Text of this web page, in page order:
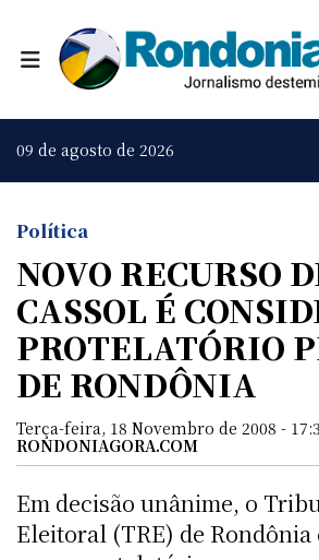
09 de agosto de 2026
Política
NOVO RECURSO
CASSOL É
PROTELATÓRIO
DE RONDÔNIA
Terça-feira, 18 Novembro de 2008 -
RONDONIAGORA.COM
Em decisão unânime, o
Eleitoral (TRE) de